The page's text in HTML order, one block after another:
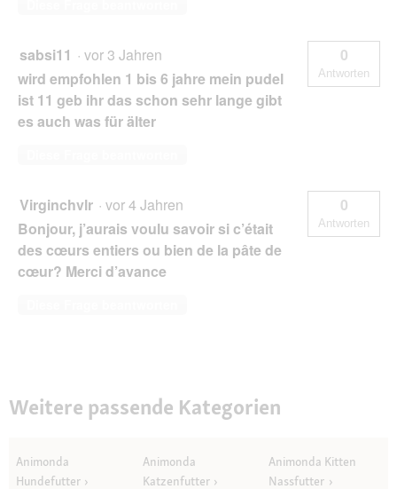
sabsi11 · vor 3 Jahren
wird empfohlen 1 bis 6 jahre mein pudel
ist 11 geb ihr das schon sehr lange gibt
es auch was für älter
0
Antworten
Virginchvlr · vor 4 Jahren
Bonjour, j’aurais voulu savoir si c’était
des cœurs entiers ou bien de la pâte de
cœur? Merci d’avance
0
Antworten
Weitere passende Kategorien
Animonda
Hundefutter
Animonda
Katzenfutter
Animonda Kitten
Nassfutter